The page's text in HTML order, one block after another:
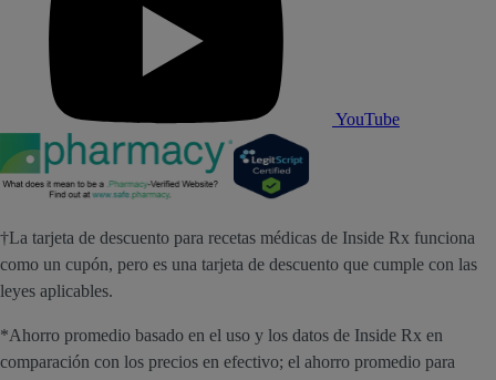
YouTube
†La tarjeta de descuento para recetas médicas de Inside Rx funciona
como un cupón, pero es una tarjeta de descuento que cumple con las
leyes aplicables.
*Ahorro promedio basado en el uso y los datos de Inside Rx en
comparación con los precios en efectivo; el ahorro promedio para